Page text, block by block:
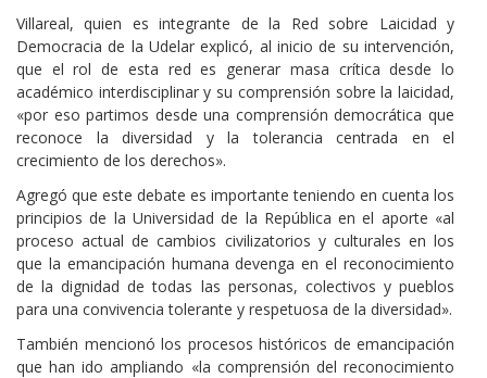
Villareal, quien es integrante de la Red sobre Laicidad y
Democracia de la Udelar explicó, al inicio de su intervención,
que el rol de esta red es generar masa crítica desde lo
académico interdisciplinar y su comprensión sobre la laicidad,
«por eso partimos desde una comprensión democrática que
reconoce la diversidad y la tolerancia centrada en el
crecimiento de los derechos».
Agregó que este debate es importante teniendo en cuenta los
principios de la Universidad de la República en el aporte «al
proceso actual de cambios civilizatorios y culturales en los
que la emancipación humana devenga en el reconocimiento
de la dignidad de todas las personas, colectivos y pueblos
para una convivencia tolerante y respetuosa de la diversidad».
También mencionó los procesos históricos de emancipación
que han ido ampliando «la comprensión del reconocimiento